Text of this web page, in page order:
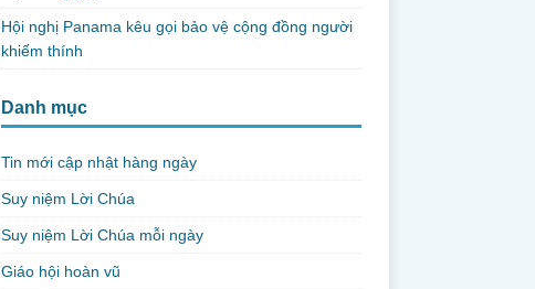
Hội nghị Panama kêu gọi bảo vệ cộng đồng người
khiếm thính
Danh mục
Tin mới cập nhật hàng ngày
Suy niệm Lời Chúa
Suy niệm Lời Chúa mỗi ngày
Giáo hội hoàn vũ